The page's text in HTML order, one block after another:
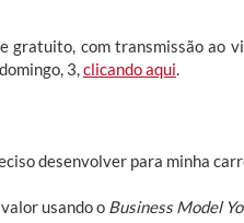
gratuito, com transmissão ao
3, clicando aqui
desenvolver para minha
usando o Business Model